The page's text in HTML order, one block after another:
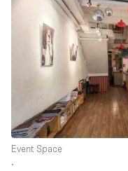
Event Space
∙